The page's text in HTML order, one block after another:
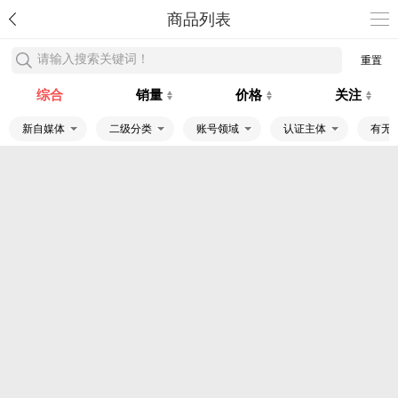
商品列表
请输入搜索关键词！ 重置
综合 销量 价格 关注
新自媒体 二级分类 账号领域 认证主体 有无